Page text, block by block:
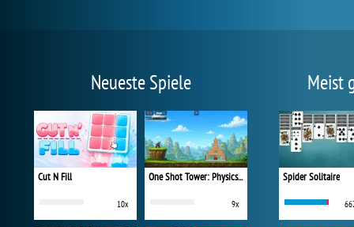
Neueste Spiele
Cut N Fill
10x
One Shot Tower: Physics Destroyer
9x
Meist
Spider Solitaire